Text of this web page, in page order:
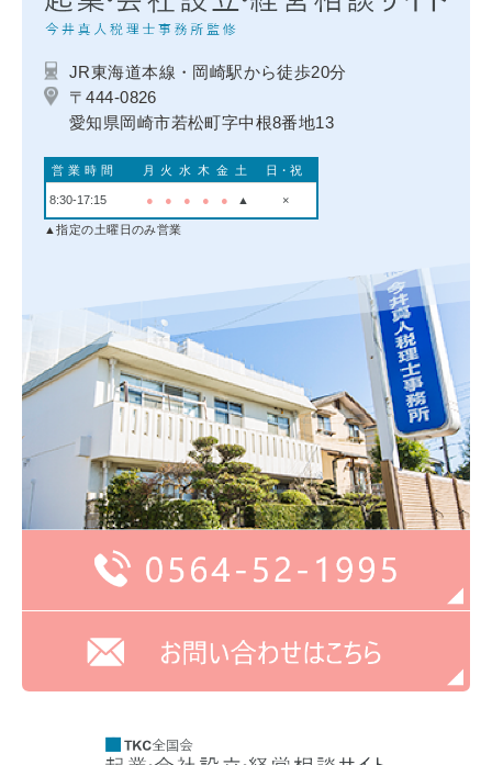
JR東海道本線・岡崎駅から徒歩20分
〒444-0826
愛知県岡崎市若松町字中根8番地13
営業時間 月 火 水 木 金 土 日・祝
8:30-17:15 ● ● ● ● ● ▲ ×
▲指定の土曜日のみ営業